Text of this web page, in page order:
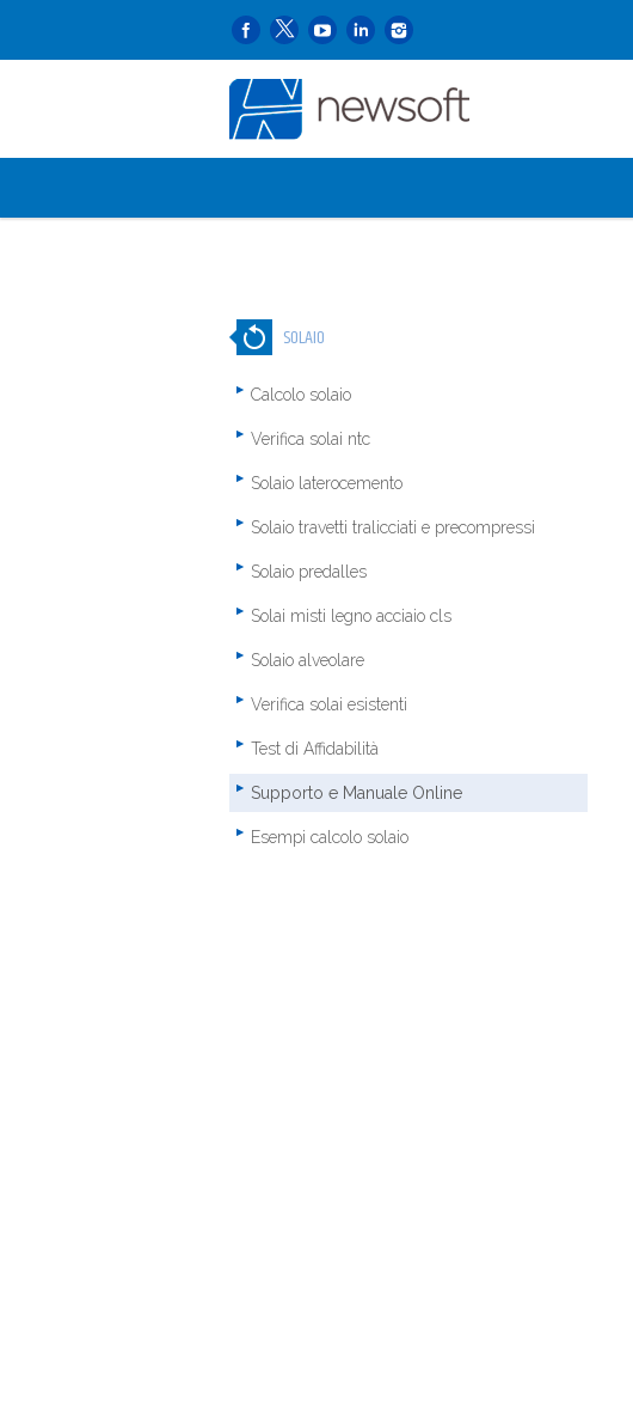
SOLAIO
Calcolo solaio
Verifica solai ntc
Solaio laterocemento
Solaio travetti tralicciati e precompressi
Solaio predalles
Solai misti legno acciaio cls
Solaio alveolare
Verifica solai esistenti
Test di Affidabilità
Supporto e Manuale Online
Esempi calcolo solaio